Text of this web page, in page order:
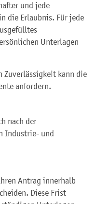
und jede
die Erlaubnis. Für jede
Unterlagen
Zuverlässigkeit kann die
anfordern.
nach der
Industrie- und
Antrag innerhalb
Diese Frist